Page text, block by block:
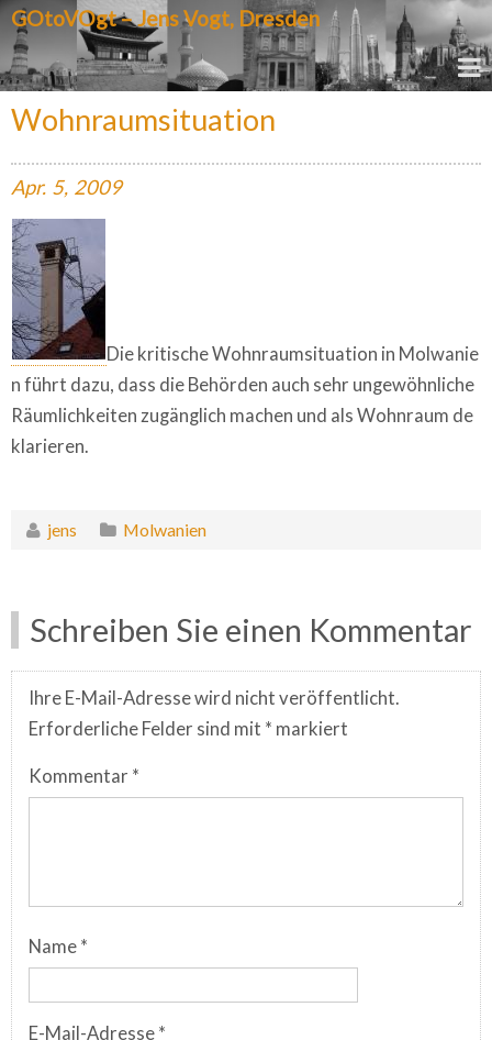
GOtoVOgt – Jens Vogt, Dresden
Wohnraumsituation
Apr. 5, 2009
Die kritische Wohnraumsituation in Molwanie
n führt dazu, dass die Behörden auch sehr ungewöhnliche
Räumlichkeiten zugänglich machen und als Wohnraum de
klarieren.
jens Molwanien
Schreiben Sie einen Kommentar
Ihre E-Mail-Adresse wird nicht veröffentlicht.
Erforderliche Felder sind mit * markiert
Kommentar *
Name *
E-Mail-Adresse *